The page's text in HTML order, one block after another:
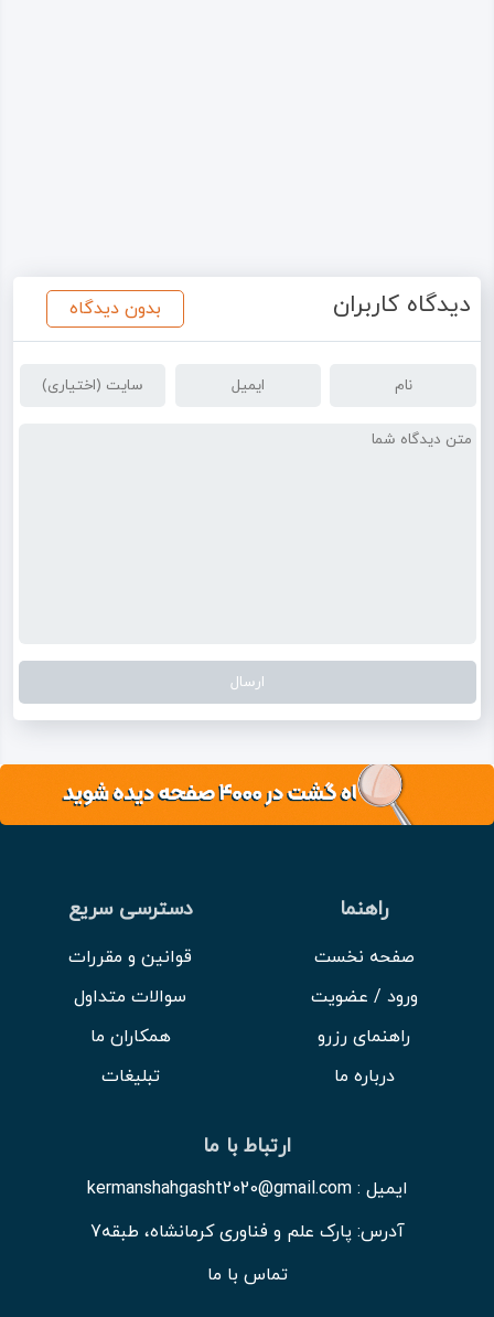
دیدگاه کاربران بدون دیدگاه
راهنما
صفحه نخست
ورود / عضویت
راهنمای رزرو
درباره ما
دسترسی سریع
قوانین و مقررات
سوالات متداول
همکاران ما
تبلیغات
ارتباط با ما
ایمیل : kermanshahgasht2020@gmail.com
آدرس: پارک علم و فناوری کرمانشاه، طبقه7
تماس با ما